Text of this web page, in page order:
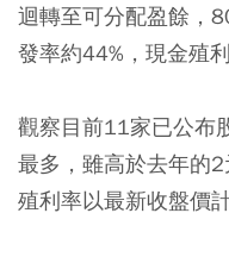
迴轉至可分配盈餘，
發率約44%，現金殖
觀察目前11家已公布
最多，雖高於去年的
殖利率以最新收盤價